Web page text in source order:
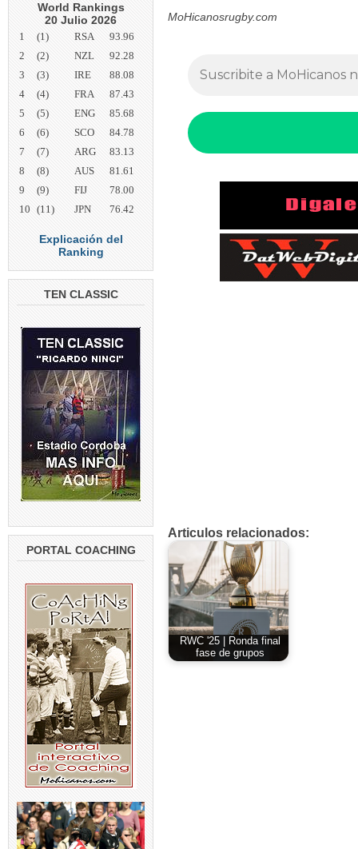
World Rankings
20 Julio 2026
1 (1) RSA
93.96
2
(2) NZL
92.28
3
(3) IRE
88.08
4
(4) FRA
87.43
5
(5) ENG
85.68
6
(6) SCO
84.78
7
(7) ARG
83.13
8
(8) AUS
81.61
9
(9) FIJ
78.00
10 (11) JPN 76.42
Explicación del
Ranking
TEN CLASSIC
PORTAL COACHING
MoHicanosrugby.com
Articulos relacionados:
RWC '25 | Ronda final
fase de grupos